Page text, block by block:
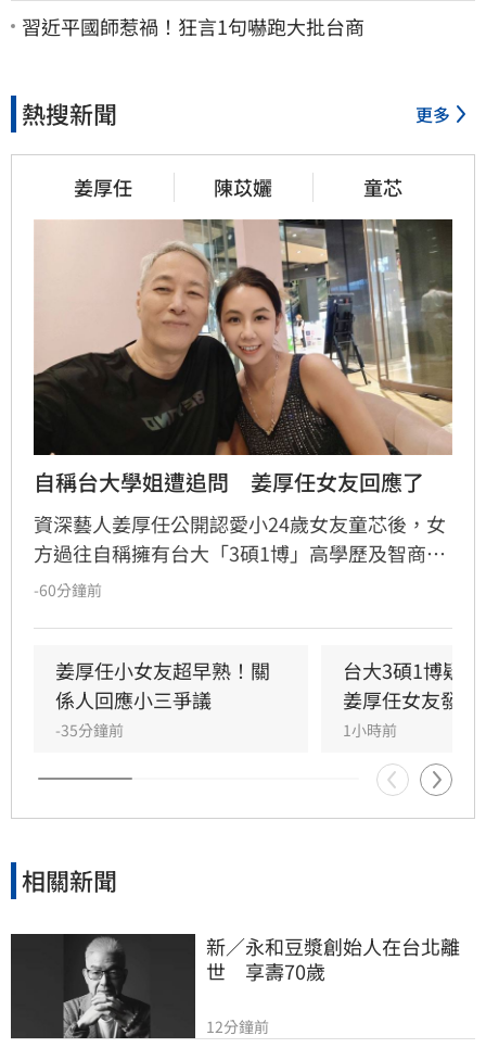
習近平國師惹禍！狂言1句嚇跑大批台商
熱搜新聞 更多
姜厚任 陳苡孋 童芯
自稱台大學姐遭追問　姜厚任女友回應了
資深藝人姜厚任公開認愛小24歲女友童芯後，女
方過往自稱擁有台大「3碩1博」高學歷及智商
146等背景引發外界高度質疑。童芯日前於社群
件，導致話題持續發酵，網友針對其學歷真實性
仍存有諸多疑問。面對女友身陷輿論風波，姜厚
任展現力挺態度，笑稱兩人的戀情已像偵探片，
-60分鐘前
姜厚任小女友超早熟！關
係人回應小三爭議
-35分鐘前
台大3碩1博疑
姜厚任女友發聲
1小時前
相關新聞
新／永和豆漿創始人在台北離
世　享壽70歲
12分鐘前